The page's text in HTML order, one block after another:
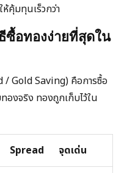
ห้คุ้มทุนเร็วกว่า
อทองง่ายที่สุดใน
Gold Saving) คือการซื้อ
องจริง ทองถูกเก็บไว้ใน
Spread จุดเด่น